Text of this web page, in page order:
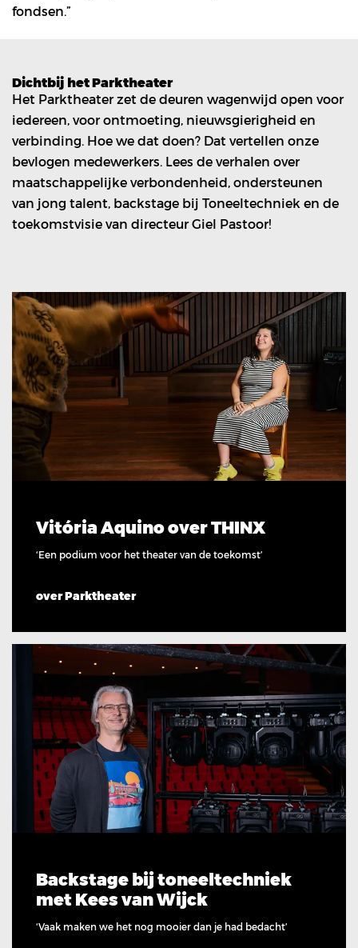
fondsen.”
Dichtbij het Parktheater
Het Parktheater zet de deuren wagenwijd open voor
iedereen, voor ontmoeting, nieuwsgierigheid en
verbinding. Hoe we dat doen? Dat vertellen onze
bevlogen medewerkers. Lees de verhalen over
maatschappelijke verbondenheid, ondersteunen
van jong talent, backstage bij Toneeltechniek en de
toekomstvisie van directeur Giel Pastoor!
Vitória Aquino over THINX
‘Een podium voor het theater van de toekomst’
over Parktheater
Backstage bij toneeltechniek
met Kees van Wijck
‘Vaak maken we het nog mooier dan je had bedacht’